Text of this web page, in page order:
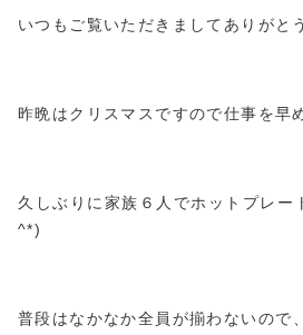
いつもご覧いただきましてありがと
昨晩はクリスマスですので仕事を早
久しぶりに家族６人でホットプレ
^*)
普段はなかなか全員が揃わないので